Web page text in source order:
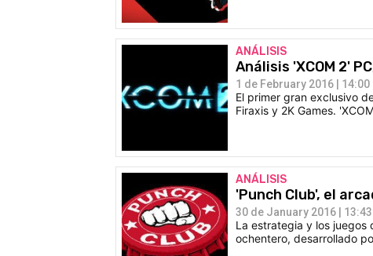
ANÁLISIS
Análisis 'XCOM 2'
1 de February 2016 | 14:00
El primer gran exclusivo
Firaxis y 2K Games.
ANÁLISIS
'Punch Club', el
30 de January 2016 | 13:43
La estrategia y los juegos
ochentero, desarrollado